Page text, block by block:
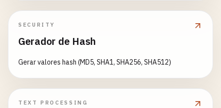
SECURITY
Gerador de Hash
Gerar valores hash (MD5, SHA1, SHA256, SHA512)
TEXT PROCESSING